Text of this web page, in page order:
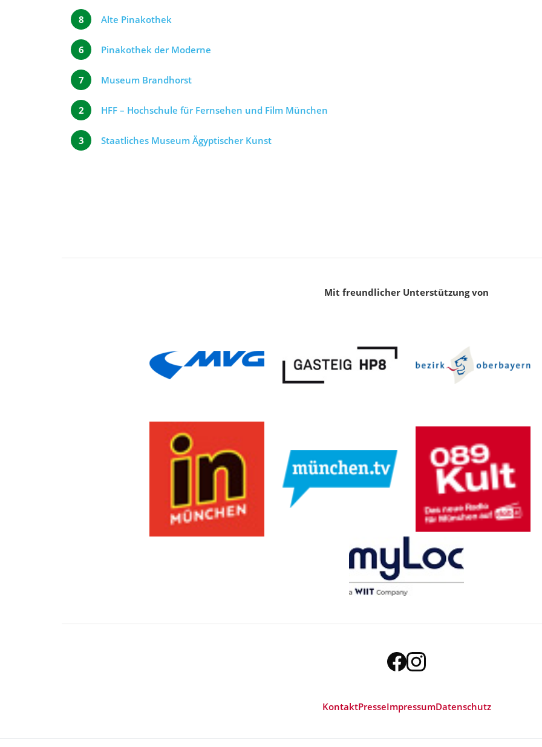
8 Alte Pinakothek
6 Pinakothek der Moderne
7 Museum Brandhorst
2 HFF – Hochschule für Fernsehen und Film München
3 Staatliches Museum Ägyptischer Kunst
Mit freundlicher Unterstützung von
KontaktPresseImpressumDatenschutz